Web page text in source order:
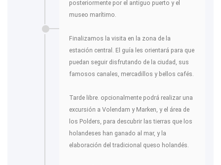
posteriormente por el antiguo puerto y el
museo marítimo.
Finalizamos la visita en la zona de la
estación central. El guía les orientará para que
puedan seguir disfrutando de la ciudad, sus
famosos canales, mercadillos y bellos cafés.
Tarde libre. opcionalmente podrá realizar una
excursión a Volendam y Marken, y el área de
los Polders, para descubrir las tierras que los
holandeses han ganado al mar, y la
elaboración del tradicional queso holandés.